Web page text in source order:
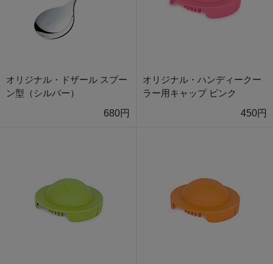
オリジナル・ドザール スプー
ン型（シルバー）
680円
オリジナル・ハンディークー
ラー用キャップ ピンク
450円